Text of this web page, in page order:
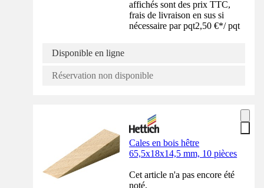
affichés sont des prix TTC,
frais de livraison en sus si
nécessaire par pqt2,50 €*/ pqt
Disponible en ligne
Réservation non disponible
Cales en bois hêtre
65,5x18x14,5 mm, 10 pièces
Cet article n'a pas encore été
noté.